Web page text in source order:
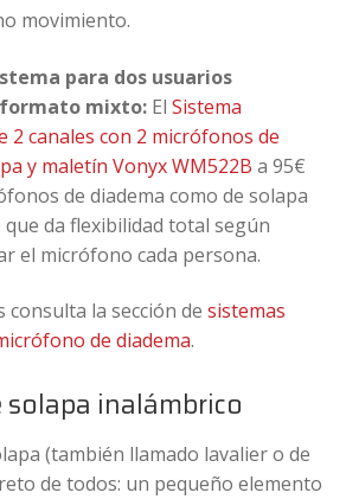
movimiento.
para dos usuarios
mixto: ElSistema
2 canales con 2 micrófonos de
y maletín Vonyx WM522B a 95€
de diadema como de solapa
que da flexibilidad total según
el micrófono cada persona.
consulta la sección desistemas
de diadema.
inalámbrico
(también llamado lavalier o de
de todos: un pequeño elemento